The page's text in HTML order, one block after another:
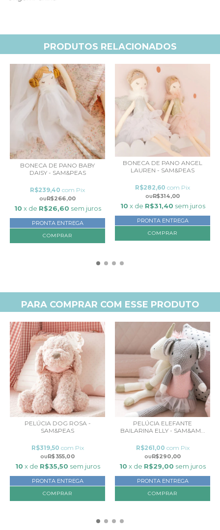
PRODUTOS RELACIONADOS
BONECA DE PANO BABY
DAISY - SAM&PEAS
R$266,00
R$239,40 com Pix
10 x de R$26,60 sem juros
PRONTA ENTREGA
BONECA DE PANO ANGEL
LAUREN - SAM&PEAS
R$314,00
R$282,60 com Pix
10 x de R$31,40 sem juros
PRONTA ENTREGA
PARA COMPRAR COM ESSE PRODUTO
PELÚCIA DOG ROSA -
SAM&PEAS
R$355,00
R$319,50 com Pix
10 x de R$35,50 sem juros
PRONTA ENTREGA
PELÚCIA ELEFANTE
BAILARINA ELLY - SAM&AM...
R$290,00
R$261,00 com Pix
10 x de R$29,00 sem juros
PRONTA ENTREGA